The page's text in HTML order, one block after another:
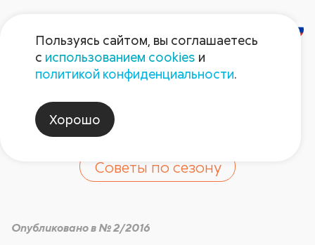
Борьба с корневыми
гнилями
Советы по сезону
Опубликовано в № 2/2016
Пользуясь сайтом, вы соглашаетесь
с использованием cookies и
политикой конфиденциальности.
Хорошо